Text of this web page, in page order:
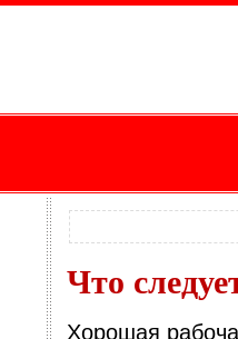
Что
Хорошая